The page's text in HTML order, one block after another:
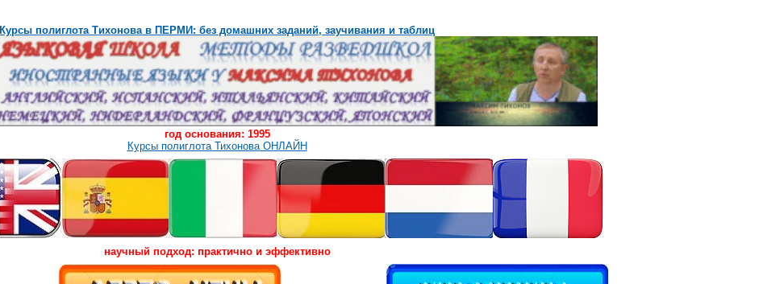
Курсы полиглота Тихонова в ПЕРМИ: без домашних заданий, заучивания и таблиц
год основания: 1995
Курсы полиглота Тихонова ОНЛАЙН
научный подход: практично и эффективно